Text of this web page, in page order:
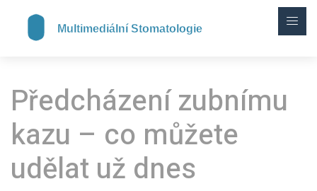
Předcházení zubnímu
kazu – co můžete
udělat už dnes